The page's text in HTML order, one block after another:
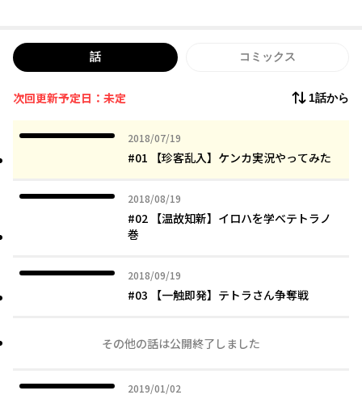
話 コミックス
次回更新予定日：未定 1話から
2018/07/19
2018年07月19日
#01 【珍客乱入】ケンカ実況やってみた
2018/08/19
2018年08月19日
#02 【温故知新】イロハを学べテトラノ
巻
2018/09/19
2018年09月19日
#03 【一触即発】テトラさん争奪戦
その他の話は公開終了しました
2019/01/02
2019年01月02日